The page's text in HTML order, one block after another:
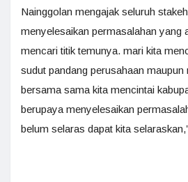
Nainggolan mengajak seluruh
menyelesaikan permasalahan yang
mencari titik temunya. mari kita
sudut pandang perusahaan
bersama sama kita mencintai
berupaya menyelesaikan
belum selaras dapat kita